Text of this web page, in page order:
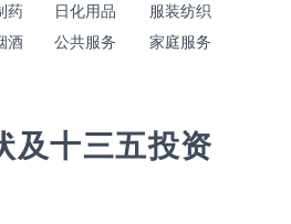
药 日化用品
服装纺织
酒 公共服务 家庭服务
及十三五投资